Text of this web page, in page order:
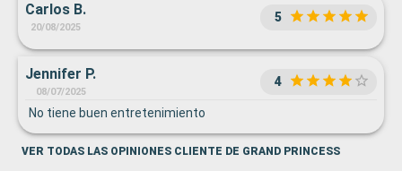
Carlos B.
20/08/2025
5
Jennifer P.
08/07/2025
4
No tiene buen entretenimiento
VER TODAS LAS OPINIONES CLIENTE DE GRAND PRINCESS